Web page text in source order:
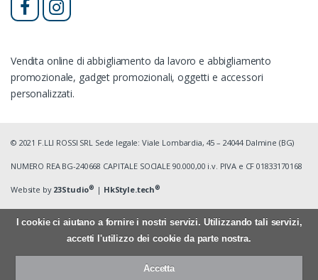
Vendita online di abbigliamento da lavoro e abbigliamento
promozionale, gadget promozionali, oggetti e accessori
personalizzati.
© 2021 F.LLI ROSSI SRL Sede legale: Viale Lombardia, 45 – 24044 Dalmine (BG)
NUMERO REA BG-240668 CAPITALE SOCIALE 90.000,00 i.v. PIVA e CF 01833170168
Website by 23Studio® | HkStyle.tech®
I cookie ci aiutano a fornire i nostri servizi. Utilizzando tali servizi,
accetti l'utilizzo dei cookie da parte nostra.
Accetta